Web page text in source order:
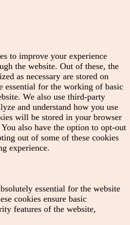
to improve your experience
the website. Out of these, the
as necessary are stored on
essential for the working of basic
We also use third-party
and understand how you use
will be stored in your browser
also have the option to opt-out
out of some of these cookies
experience.
essential for the website
cookies ensure basic
features of the website,